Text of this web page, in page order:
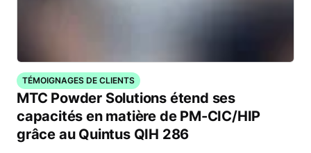
TÉMOIGNAGES DE CLIENTS
MTC Powder Solutions étend ses
capacités en matière de PM-CIC/HIP
grâce au Quintus QIH 286